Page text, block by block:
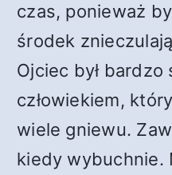
czas, ponieważ
środek
Ojciec był bardzo
człowiekiem,
wiele gniewu.
kiedy wybuchnie.